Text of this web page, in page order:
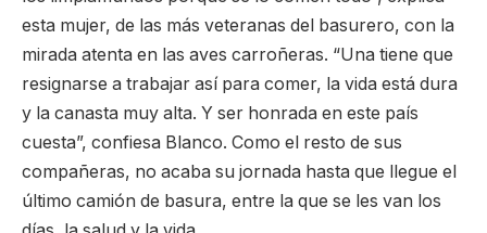
esta mujer, de las más veteranas del basurero, con la
mirada atenta en las aves carroñeras. “Una tiene que
resignarse a trabajar así para comer, la vida está dura
y la canasta muy alta. Y ser honrada en este país
cuesta”, confiesa Blanco. Como el resto de sus
compañeras, no acaba su jornada hasta que llegue el
último camión de basura, entre la que se les van los